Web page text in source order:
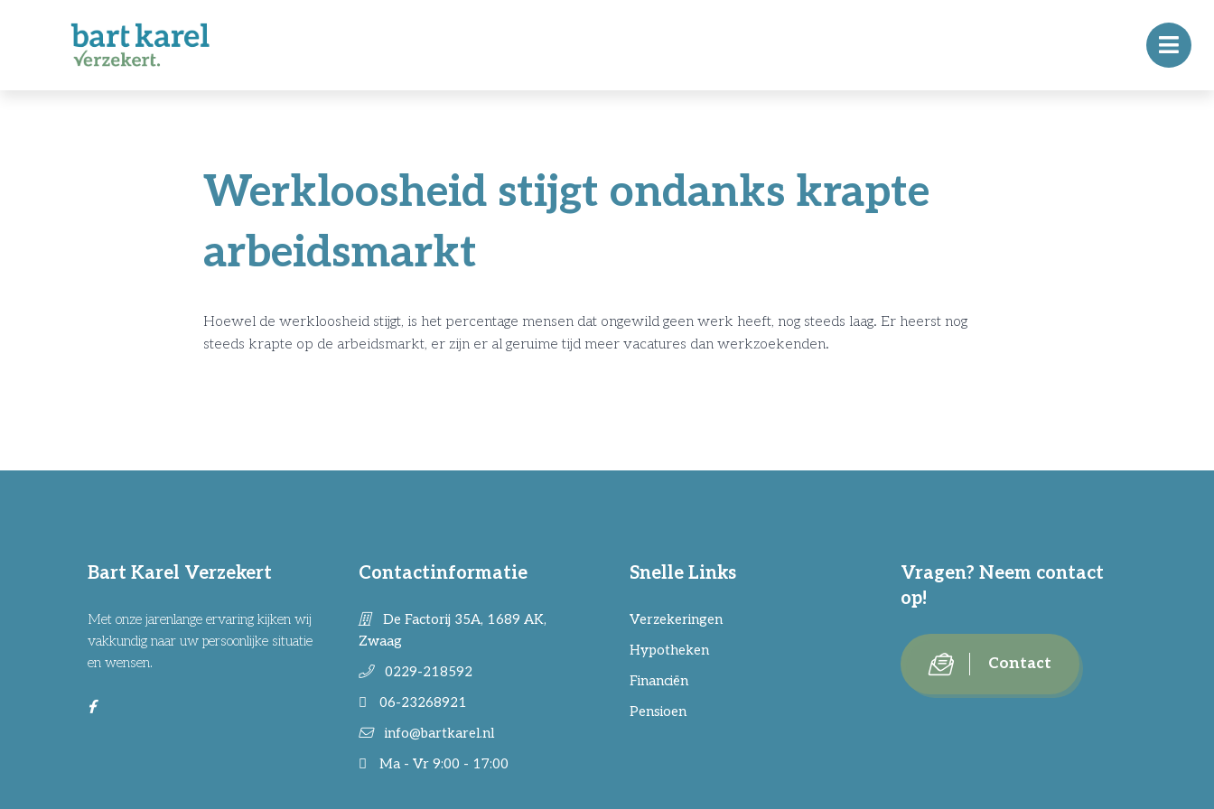
Werkloosheid stijgt ondanks krapte
arbeidsmarkt
Hoewel de werkloosheid stijgt, is het percentage mensen dat ongewild geen werk heeft, nog steeds laag. Er heerst nog
steeds krapte op de arbeidsmarkt, er zijn er al geruime tijd meer vacatures dan werkzoekenden.
Bart Karel Verzekert
Met onze jarenlange ervaring kijken wij
vakkundig naar uw persoonlijke situatie
en wensen.
Contactinformatie
De Factorij 35A, 1689 AK,
Zwaag
0229-218592
06-23268921
info@bartkarel.nl
Ma - Vr 9:00 - 17:00
Snelle Links
Verzekeringen
Hypotheken
Financiën
Pensioen
Vragen? Neem contact
op!
Contact